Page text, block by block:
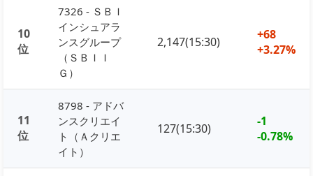
10
位
7326 - ＳＢＩ
インシュアラ
ンスグループ
（ＳＢＩＩ
Ｇ）
2,147(15:30)
+68
+3.27%
11
位
8798 - アドバ
ンスクリエイ
ト（Ａクリエ
イト）
127(15:30)
-1
-0.78%